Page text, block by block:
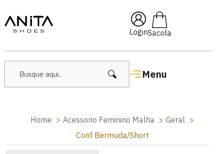
Login
Menu
🔥 Lançamentos Femininos
Home Acessorio Feminino Malha
Geral
Conf Bermuda/Short